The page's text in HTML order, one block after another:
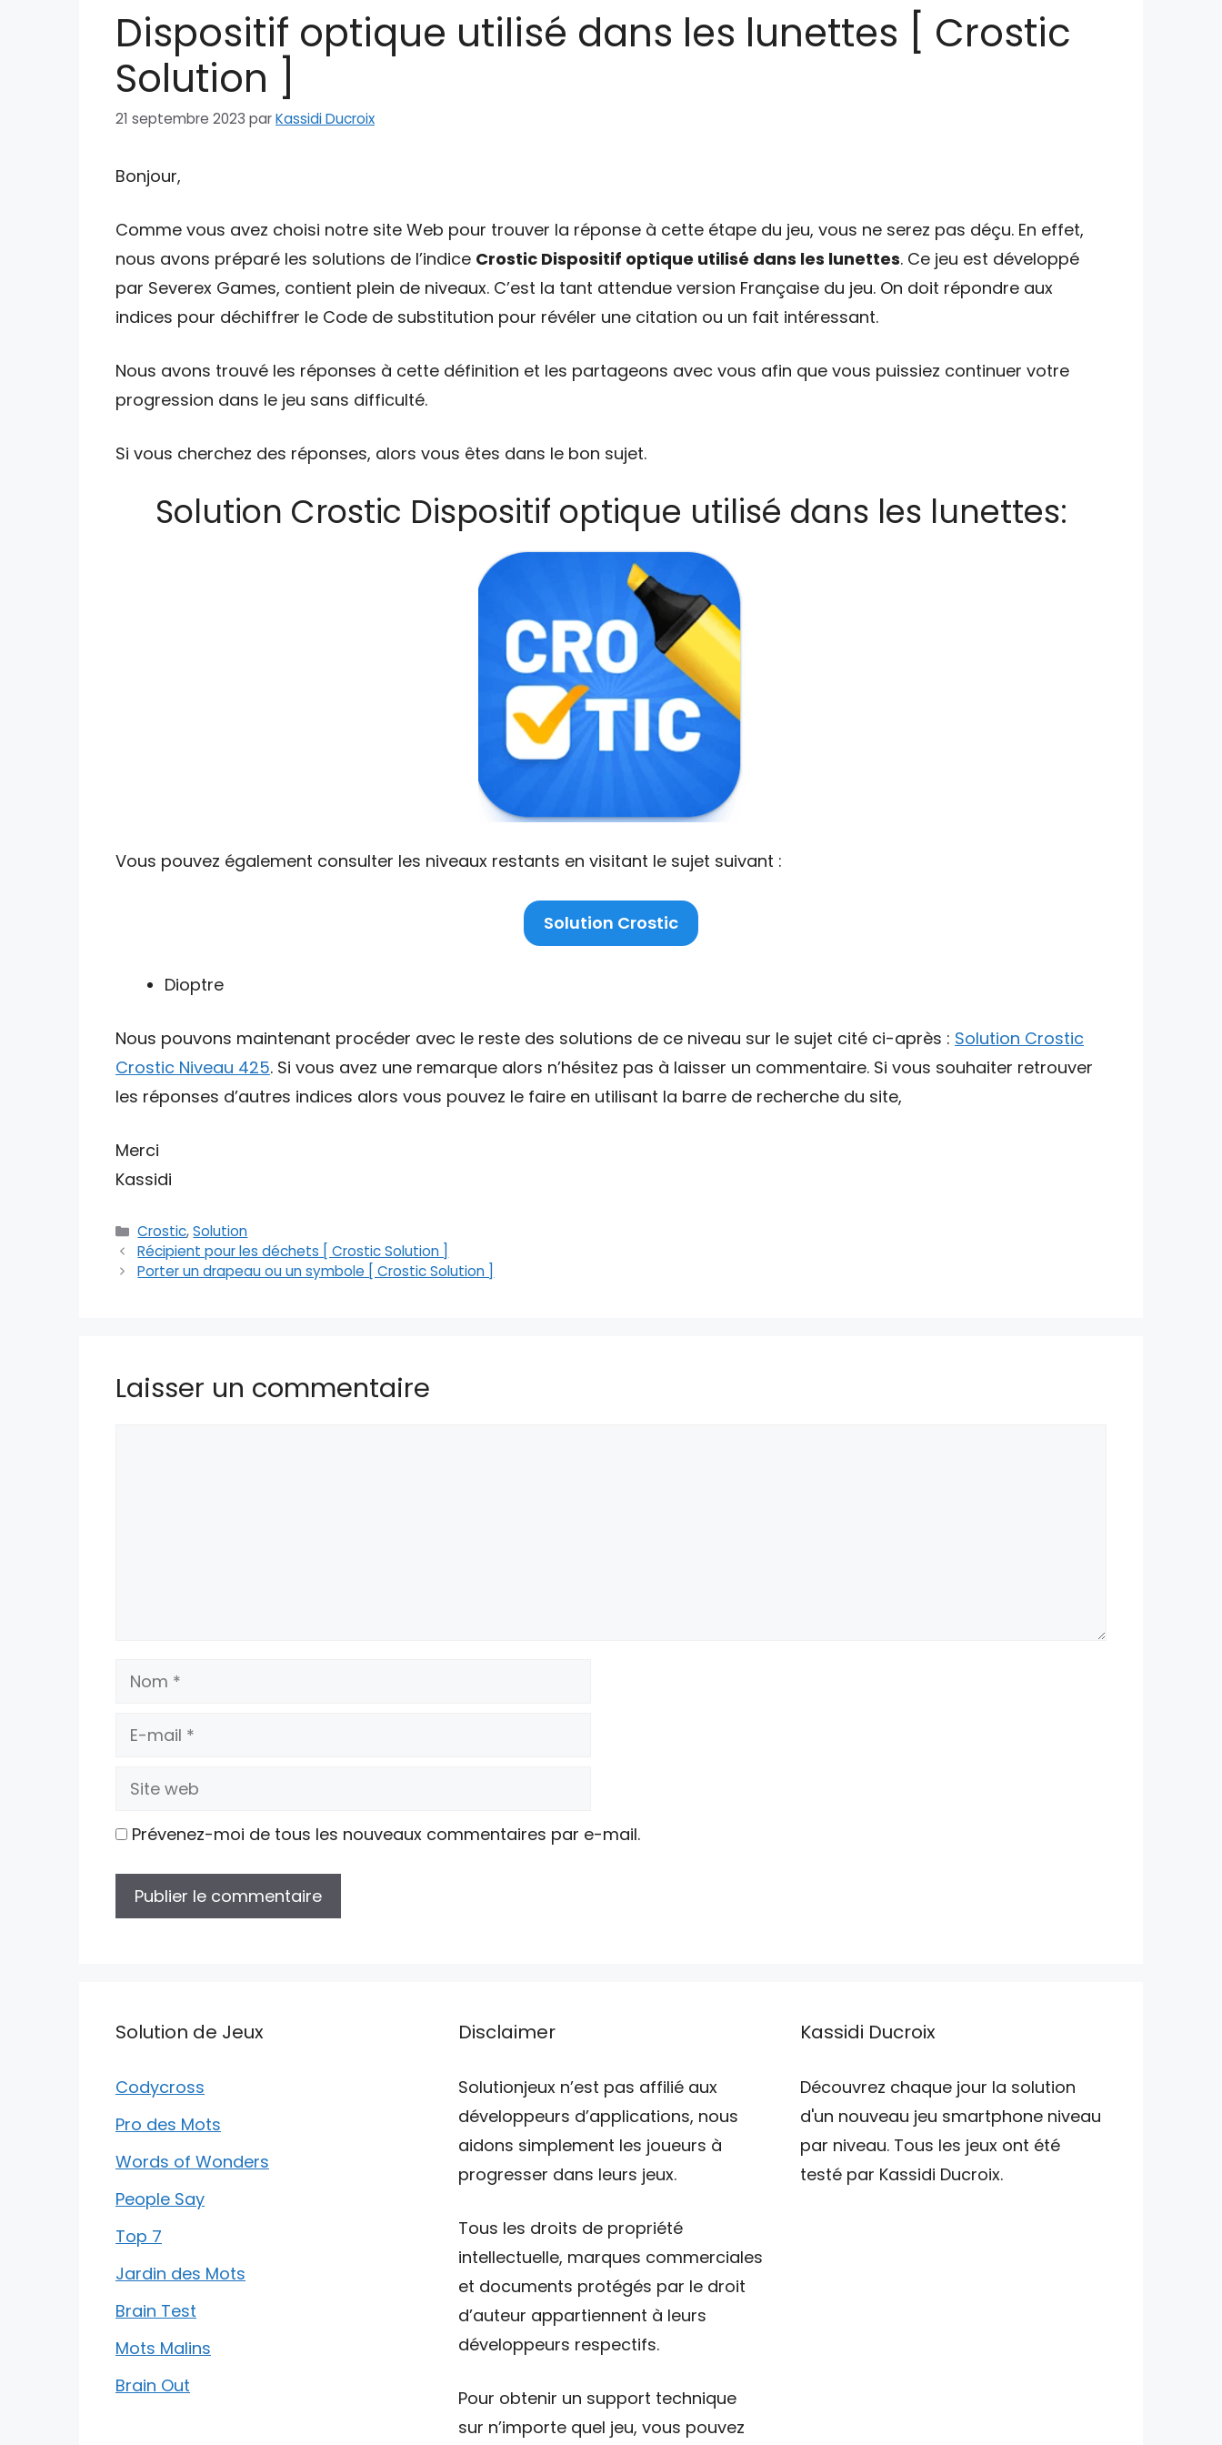
Dispositif optique utilisé dans les lunettes [ Crostic
Solution ]
21 septembre 2023 parKassidi Ducroix
Bonjour,
Comme vous avez choisi notre site Web pour trouver la réponse à cette étape du jeu, vous ne serez pas déçu. En effet,
nous avons préparé les solutions de l’indice Crostic Dispositif optique utilisé dans les lunettes. Ce jeu est développé
par Severex Games, contient plein de niveaux. C’est la tant attendue version Française du jeu. On doit répondre aux
indices pour déchiffrer le Code de substitution pour révéler une citation ou un fait intéressant.
Nous avons trouvé les réponses à cette définition et les partageons avec vous afin que vous puissiez continuer votre
progression dans le jeu sans difficulté.
Si vous cherchez des réponses, alors vous êtes dans le bon sujet.
Solution Crostic Dispositif optique utilisé dans les lunettes:
Vous pouvez également consulter les niveaux restants en visitant le sujet suivant :
Solution Crostic
Dioptre
Nous pouvons maintenant procéder avec le reste des solutions de ce niveau sur le sujet cité ci-après : Solution Crostic
Crostic Niveau 425. Si vous avez une remarque alors n’hésitez pas à laisser un commentaire. Si vous souhaiter retrouver
les réponses d’autres indices alors vous pouvez le faire en utilisant la barre de recherche du site,
Merci
Kassidi
Catégories
Crostic,Solution
Récipient pour les déchets [ Crostic Solution ]
Porter un drapeau ou un symbole [ Crostic Solution ]
Laisser un commentaire
Nom
E-
Site
Prévenez-moi de tous les nouveaux commentaires par e-mail.
Solution de Jeux
Codycross
Pro des Mots
Words of Wonders
People Say
Top 7
Jardin des Mots
Brain Test
Mots Malins
Brain Out
Disclaimer
Solutionjeux n’est pas affilié aux
développeurs d’applications, nous
aidons simplement les joueurs à
progresser dans leurs jeux.
Tous les droits de propriété
intellectuelle, marques commerciales
et documents protégés par le droit
d’auteur appartiennent à leurs
développeurs respectifs.
Pour obtenir un support technique
sur n’importe quel jeu, vous pouvez
Kassidi Ducroix
Découvrez chaque jour la solution
d'un nouveau jeu smartphone niveau
par niveau. Tous les jeux ont été
testé par Kassidi Ducroix.